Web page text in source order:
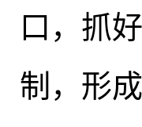
口，抓
制，形